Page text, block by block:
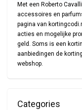
Met een Roberto
accessoires en
pagina van
acties en mogelijke
geld. Soms is een
aanbiedingen de
webshop.
Categories